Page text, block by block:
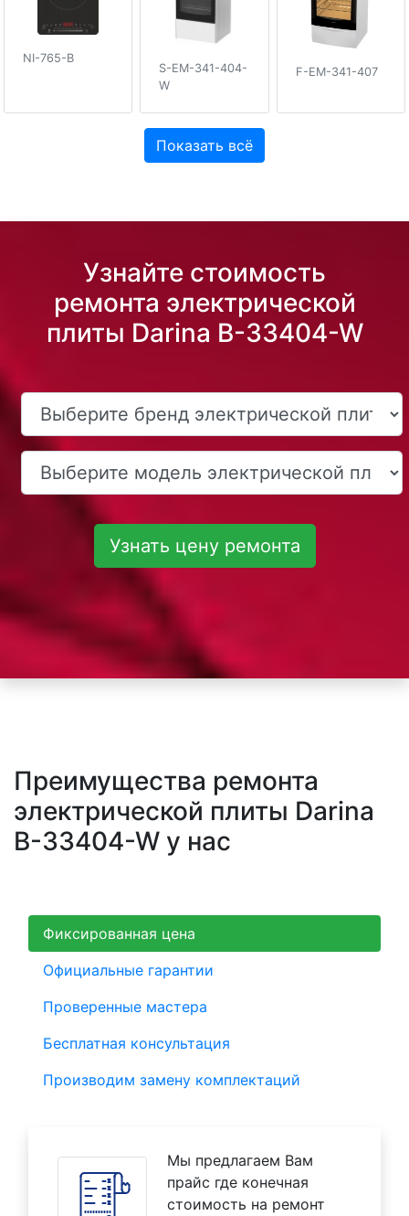
NI-765-B
S-EM-341-404-
W
F-EM-341-407
Показать всё
Узнайте стоимость
ремонта электрической
плиты Darina B-33404-W
Узнать цену ремонта
Преимущества ремонта
электрической плиты Darina
B-33404-W у нас
Фиксированная цена
Официальные гарантии
Проверенные мастера
Бесплатная консультация
Производим замену комплектаций
Мы предлагаем Вам
прайс где конечная
стоимость на ремонт